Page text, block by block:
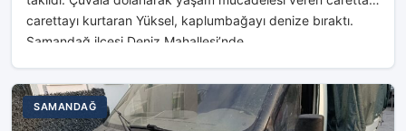
carettayı kurtaran Yüksel, kaplumbağayı denize bıraktı.
Samandağ ilçesi Deniz Mahallesi’nde...
SAMANDAĞ